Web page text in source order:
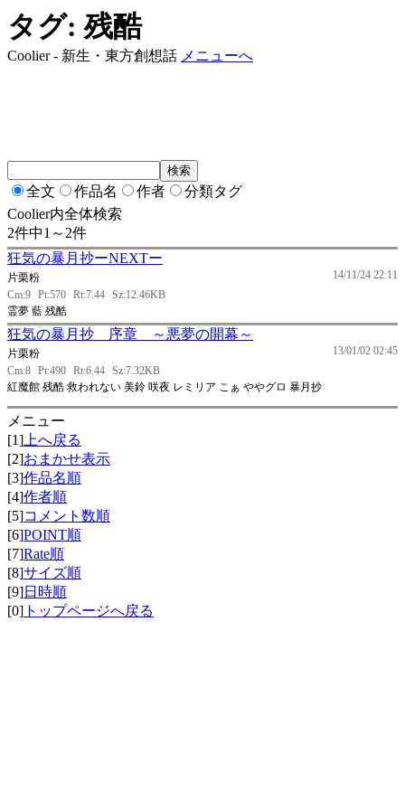
タグ: 残酷
Coolier - 新生・東方創想話 メニューへ
全文 作品名 作者
分類タグ
Coolier内全体検索
2件中1～2件
狂気の暴月抄ーNEXTー
14/11/24 22:11
片栗粉
Cm:9 Pt:570 Rt:7.44 Sz:12.46KB
霊夢 藍 残酷
狂気の暴月抄 序章 ～悪夢の開幕～
13/01/02 02:45
片栗粉
Cm:8 Pt:490 Rt:6.44 Sz:7.32KB
紅魔館 残酷 救われない 美鈴 咲夜 レミリア こぁ ややグロ 暴月抄
メニュー
[1] 上へ戻る
[2]おまかせ表示
[3]作品名順
[4]作者順
[5]コメント数順
[6]POINT順
[7]Rate順
[8]サイズ順
[9]日時順
[0] トップページへ戻る